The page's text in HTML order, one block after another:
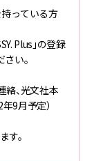
っている方
Plus」の登録
い。
絡、光文社本
9月予定）
す。